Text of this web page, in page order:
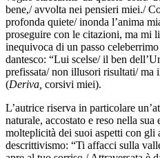
bene,/ avvolta nei pensieri miei./
profonda quiete/ inonda l’anima
proseguire con le citazioni, ma mi
inequivoca di un passo
dantesco: “Lui scelse/ il ben
prefissata/ non illusori risultati/ ma
(Deriva, corsivi miei).
L’autrice riserva in particolare
naturale, accostato e reso nella
molteplicità dei suoi aspetti con gli
descrittivismo: “Ti affacci sulla